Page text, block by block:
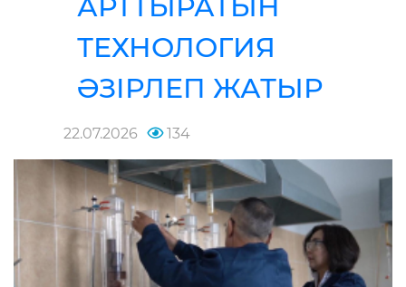
ТЕХНОЛОГИЯ
ӘЗІРЛЕП ЖАТЫР
22.07.2026 134